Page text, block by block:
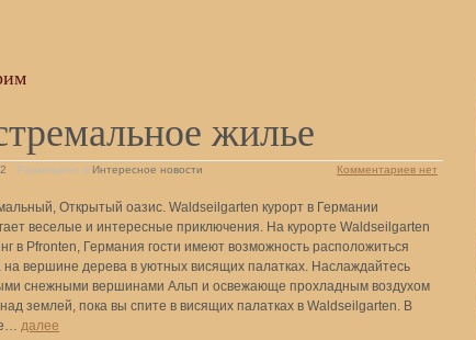
жилье
Размещено в Интересное новости Комментариев нет
Открытый оазис. Waldseilgarten курорт в Германии
веселые и интересные приключения. На курорте Waldseilgarten
в Pfronten, Германия гости имеют возможность расположиться
на вершине дерева в уютных висящих палатках. Наслаждайтесь
снежными вершинами Альп и освежающе прохладным воздухом
землей, пока вы спите в висящих палатках в Waldseilgarten. В
далее